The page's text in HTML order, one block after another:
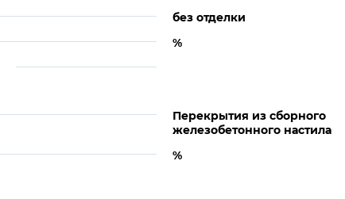
без отделки
%
Перекрытия из сборного
железобетонного настила
%